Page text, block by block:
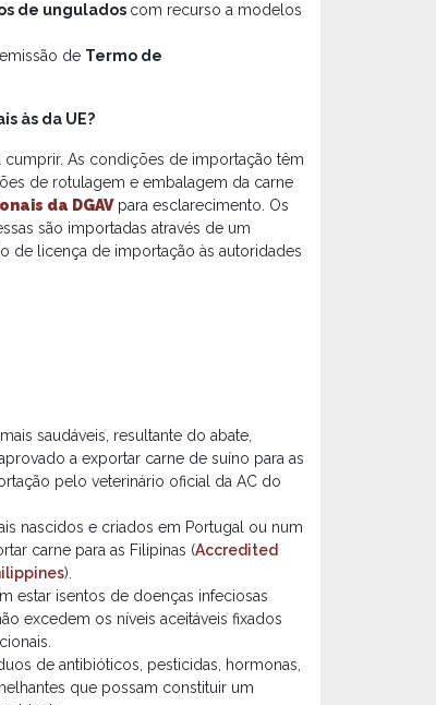
de ungulados com recurso a modelos
de Termo de
às da UE?
cumprir. As condições de importação têm
de rotulagem e embalagem da carne
da DGAVpara esclarecimento. Os
são importadas através de um
de licença de importação às autoridades
saudáveis, resultante do abate,
a exportar carne de suíno para as
pelo veterinário oficial da AC do
nascidos e criados em Portugal ou num
carne para as Filipinas (Accredited
).
estar isentos de doenças infeciosas
excedem os níveis aceitáveis fixados
de antibióticos, pesticidas, hormonas,
que possam constituir um